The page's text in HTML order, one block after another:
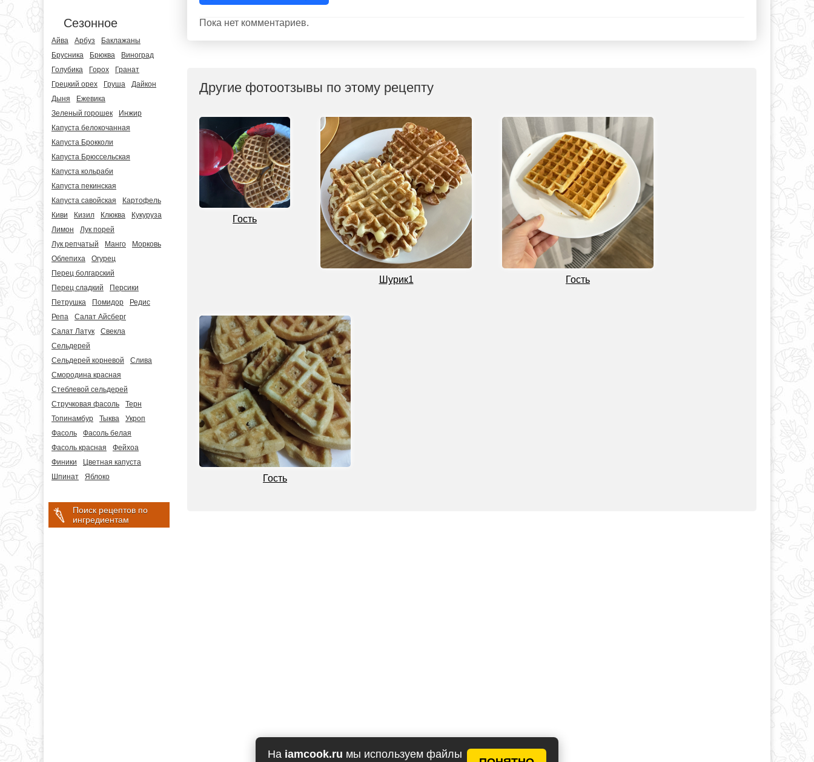
На iamcook.ru мы используем файлы
Сезонное
Айва Арбуз
Баклажаны
Брусника
Брюква
Виноград
Голубика
Горох
Гранат
Грецкий орех
Груша
Дайкон
Дыня
Ежевика
Зеленый горошек
Инжир
Капуста белокочанная
Капуста Брокколи
Капуста Брюссельская
Капуста кольраби
Капуста пекинская
Капуста савойская
Картофель
Киви
Кизил Клюква
Кукуруза
Лимон
Лук порей
Лук репчатый
Манго
Морковь
Облепиха
Огурец
Перец болгарский
Перец сладкий
Персики
Петрушка
Помидор
Редис
Репа
Салат Айсберг
Салат Латук
Свекла
Сельдерей
Сельдерей корневой
Слива
Смородина красная
Стеблевой сельдерей
Стручковая фасоль
Терн
Топинамбур
Тыква
Укроп
Фасоль
Фасоль белая
Фасоль красная
Фейхоа
Финики
Цветная капуста
Шпинат
Яблоко
Поиск рецептов по
ингредиентам
Пока нет комментариев.
Другие фотоотзывы по этому рецепту
Гость
Шурик1 Гость
Гость